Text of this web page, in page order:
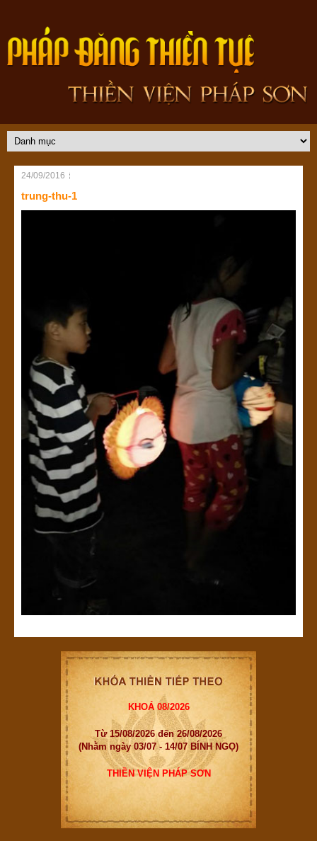
24/09/2016
trung-thu-1
KHOÁ 08/2026
Từ 15/08/2026 đến 26/08/2026
(Nhằm ngày 03/07 - 14/07 BÍNH NGỌ)
THIỀN VIỆN PHÁP SƠN